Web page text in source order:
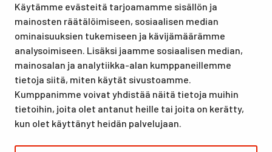
Käytämme evästeitä tarjoamamme sisällön ja
mainosten räätälöimiseen, sosiaalisen median
ominaisuuksien tukemiseen ja kävijämäärämme
analysoimiseen. Lisäksi jaamme sosiaalisen median,
mainosalan ja analytiikka-alan kumppaneillemme
tietoja siitä, miten käytät sivustoamme.
Kumppanimme voivat yhdistää näitä tietoja muihin
tietoihin, joita olet antanut heille tai joita on kerätty,
kun olet käyttänyt heidän palvelujaan.
koulutus- ja vapaa-ajan keskus, joka tarjoaa puitteet niin
lomille, harrastuksille kuin kansainvälisen tason
urheilutapahtumillekin. Santasport on myös virallinen
olympiavalmennuskeskus lumi- ja jääurheilulajeissa sekä
taitovalmennuksessa.